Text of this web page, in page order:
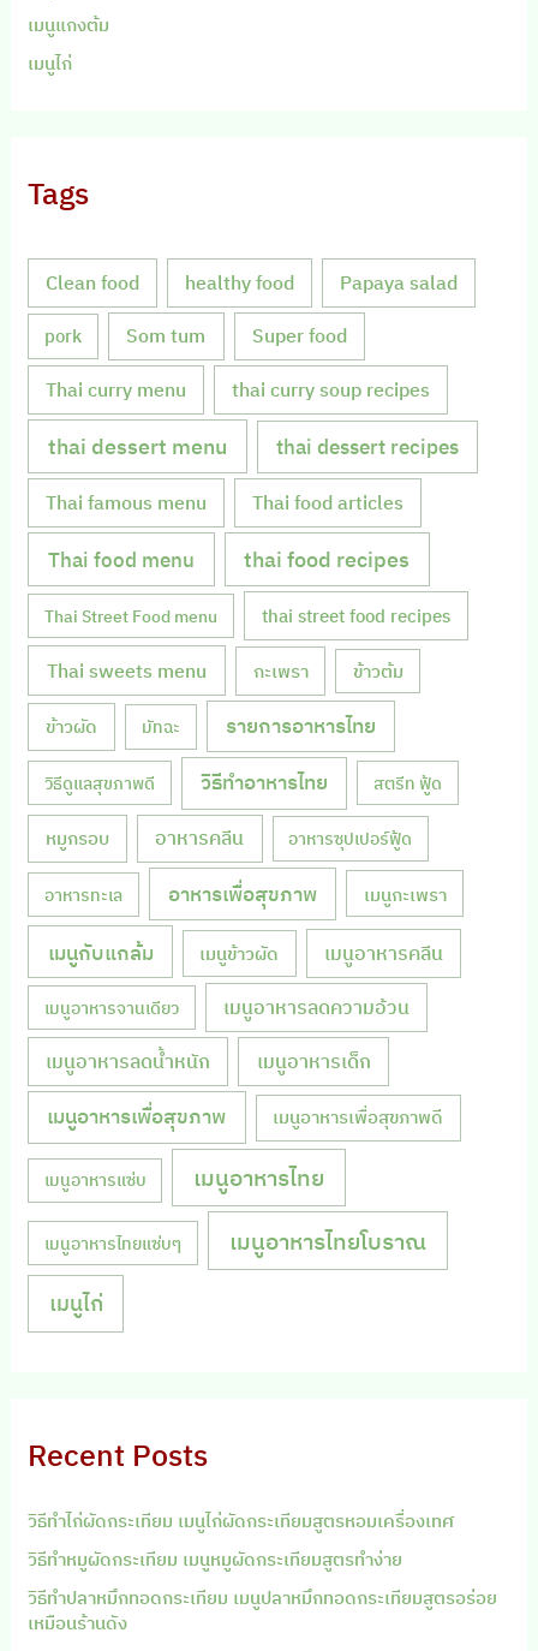
เมนูแกงต้ม
เมนูไก่
Tags
Clean food healthy food Papaya salad
pork Som tum Super food
Thai curry menu thai curry soup recipes
thai dessert menu thai dessert recipes
Thai famous menu Thai food articles
Thai food menu thai food recipes
Thai Street Food menu thai street food recipes
Thai sweets menu กะเพรา ข้าวต้ม
ข้าวผัด มัทฉะ รายการอาหารไทย
วิธีดูแลสุขภาพดี วิธีทำอาหารไทย สตรีท ฟู้ด
หมูกรอบ อาหารคลีน อาหารซุปเปอร์ฟู้ด
อาหารทะเล อาหารเพื่อสุขภาพ เมนูกะเพรา
เมนูกับแกล้ม เมนูข้าวผัด เมนูอาหารคลีน
เมนูอาหารจานเดียว เมนูอาหารลดความอ้วน
เมนูอาหารลดน้ำหนัก เมนูอาหารเด็ก
เมนูอาหารเพื่อสุขภาพ เมนูอาหารเพื่อสุขภาพดี
เมนูอาหารแซ่บ เมนูอาหารไทย
เมนูอาหารไทยแซ่บๆ เมนูอาหารไทยโบราณ
เมนูไก่
Recent Posts
วิธีทำไก่ผัดกระเทียม เมนูไก่ผัดกระเทียมสูตรหอมเครื่องเทศ
วิธีทำหมูผัดกระเทียม เมนูหมูผัดกระเทียมสูตรทำง่าย
วิธีทำปลาหมึกทอดกระเทียม เมนูปลาหมึกทอดกระเทียมสูตรอร่อย
เหมือนร้านดัง